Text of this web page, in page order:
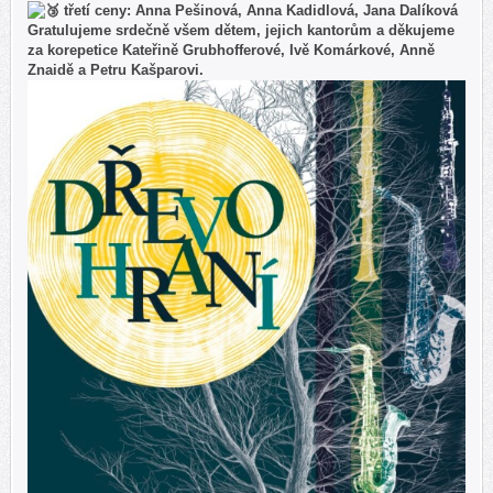
třetí ceny: Anna Pešinová, Anna Kadidlová, Jana Dalíková
Gratulujeme srdečně všem dětem, jejich kantorům a děkujeme
za korepetice Kateřině Grubhofferové, Ivě Komárkové, Anně
Znaidě a Petru Kašparovi.